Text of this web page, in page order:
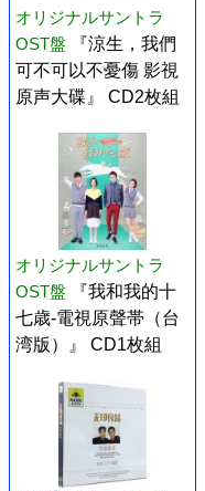
オリジナルサントラ
OST盤
『涼生，我們
可不可以不憂傷 影視
原声大碟』 CD2枚組
オリジナルサントラ
OST盤
『我和我的十
七歳-電視原聲帯（台
湾版）』 CD1枚組